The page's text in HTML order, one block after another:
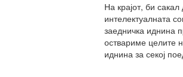
На крајот, би
интелектуалната
заедничка иднина
оствариме целите
иднина за секој